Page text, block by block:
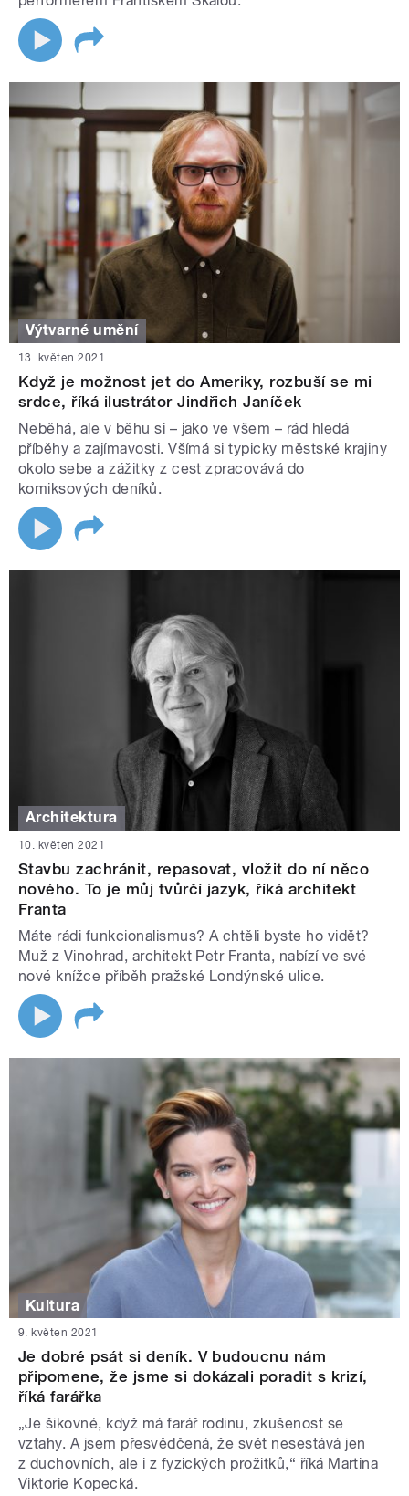
Výtvarné umění
13. květen 2021
Když je možnost jet do Ameriky, rozbuší se mi
srdce, říká ilustrátor Jindřich Janíček
Neběhá, ale v běhu si – jako ve všem – rád hledá
příběhy a zajímavosti. Všímá si typicky městské krajiny
okolo sebe a zážitky z cest zpracovává do
komiksových deníků.
Architektura
10. květen 2021
Stavbu zachránit, repasovat, vložit do ní něco
nového. To je můj tvůrčí jazyk, říká architekt
Franta
Máte rádi funkcionalismus? A chtěli byste ho vidět?
Muž z Vinohrad, architekt Petr Franta, nabízí ve své
nové knížce příběh pražské Londýnské ulice.
Kultura
9. květen 2021
Je dobré psát si deník. V budoucnu nám
připomene, že jsme si dokázali poradit s krizí,
říká farářka
„Je šikovné, když má farář rodinu, zkušenost se
vztahy. A jsem přesvědčená, že svět nesestává jen
z duchovních, ale i z fyzických prožitků,“ říká Martina
Viktorie Kopecká.